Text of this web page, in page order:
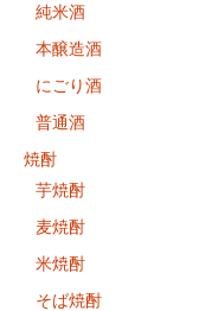
純米酒
本醸造酒
にごり酒
普通酒
焼酎
芋焼酎
麦焼酎
米焼酎
そば焼酎